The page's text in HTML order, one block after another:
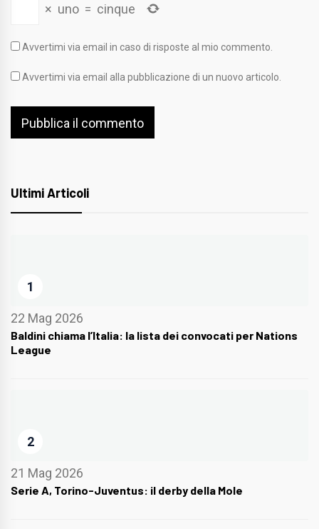
× uno = cinque
Avvertimi via email in caso di risposte al mio commento.
Avvertimi via email alla pubblicazione di un nuovo articolo.
Ultimi Articoli
1
22 Mag 2026
Baldini chiama l’Italia: la lista dei convocati per Nations
League
2
21 Mag 2026
Serie A, Torino-Juventus: il derby della Mole